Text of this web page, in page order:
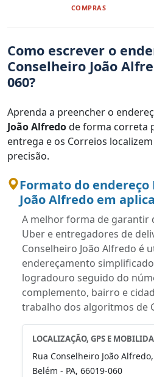
COMPRAS
Como escrever o
Conselheiro João
060?
Aprenda a preencher o
João Alfredode forma correta
entrega e os Correios
precisão.
Formato do endereço
João Alfredo em
A melhor forma de garantir
Uber e entregadores de
Conselheiro João Alfredo é
endereçamento
logradouro seguido do
complemento, bairro e
trabalho dos algoritmos de
LOCALIZAÇÃO, GPS E
Rua Conselheiro João
Belém - PA, 66019-060